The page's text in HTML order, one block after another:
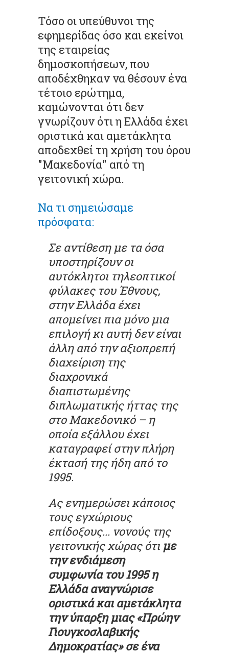
Τόσο οι υπεύθυνοι της
εφημερίδας όσο και εκείνοι
της εταιρείας
δημοσκοπήσεων, που
αποδέχθηκαν να θέσουν ένα
τέτοιο ερώτημα,
καμώνονται ότι δεν
γνωρίζουν ότι η Ελλάδα έχει
οριστικά και αμετάκλητα
αποδεχθεί τη χρήση του όρου
"Μακεδονία" από τη
γειτονική χώρα.
Να τι σημειώσαμε
πρόσφατα:
Σε αντίθεση με τα όσα
υποστηρίζουν οι
αυτόκλητοι τηλεοπτικοί
φύλακες του Έθνους,
στην Ελλάδα έχει
απομείνει πια μόνο μια
επιλογή κι αυτή δεν είναι
άλλη από την αξιοπρεπή
διαχείριση της
διαχρονικά
διαπιστωμένης
διπλωματικής ήττας της
στο Μακεδονικό – η
οποία εξάλλου έχει
καταγραφεί στην πλήρη
έκτασή της ήδη από το
1995.
Ας ενημερώσει κάποιος
τους εγχώριους
επίδοξους... νονούς της
γειτονικής χώρας ότι με
την ενδιάμεση
συμφωνία του 1995 η
Ελλάδα αναγνώρισε
οριστικά και αμετάκλητα
την ύπαρξη μιας «Πρώην
Γιουγκοσλαβικής
Δημοκρατίας» σε ένα